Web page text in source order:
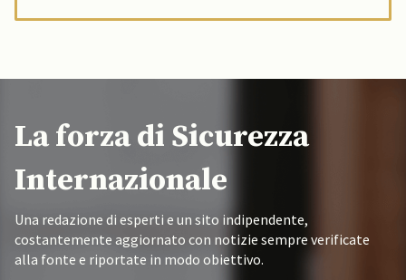
La forza di Sicurezza
Internazionale
Una redazione di esperti e un sito indipendente,
costantemente aggiornato con notizie sempre verificate
alla fonte e riportate in modo obiettivo.